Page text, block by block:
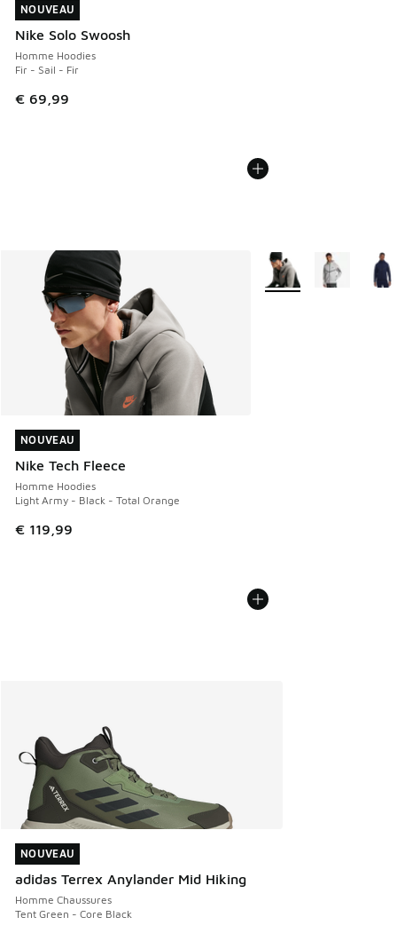
NOUVEAU
Nike Solo Swoosh
Homme Hoodies
Fir - Sail - Fir
€ 69,99
NOUVEAU
NOUVEAU
Nike Tech Fleece
Homme Hoodies
Light Army - Black - Total Orange
€ 119,99
NOUVEAU
Plus de couleurs
NOUVEAU
adidas Terrex Anylander Mid Hiking
Homme Chaussures
Tent Green - Core Black
NOUVEAU